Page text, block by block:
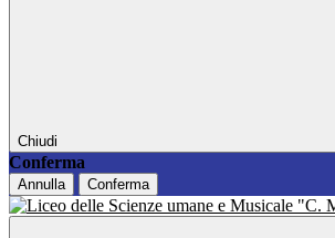
Chiudi
Conferma
Annulla Conferma